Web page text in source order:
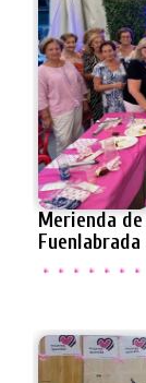
Merienda